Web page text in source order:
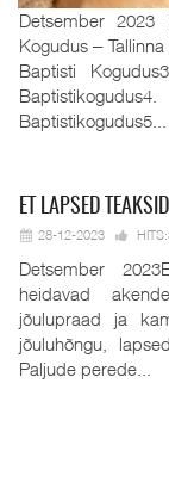
Detsember
Kogudus ‒
Baptisti
Baptistikogudus5...
ET LAPSED
28-12-2023
Detsember
heidavad
jõulupraad ja
jõuluhõngu,
Paljude perede...